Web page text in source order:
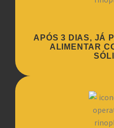
APÓS 3 DIAS, JÁ
ALIMENTAR